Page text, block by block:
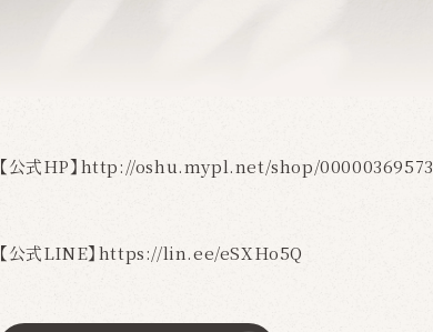
【公式HP】http://oshu.mypl.net/shop/00000369573
【公式LINE】https://lin.ee/eSXHo5Q